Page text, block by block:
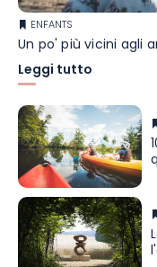
ENFANTS
Un po' più vicini agli
Leggi tutto